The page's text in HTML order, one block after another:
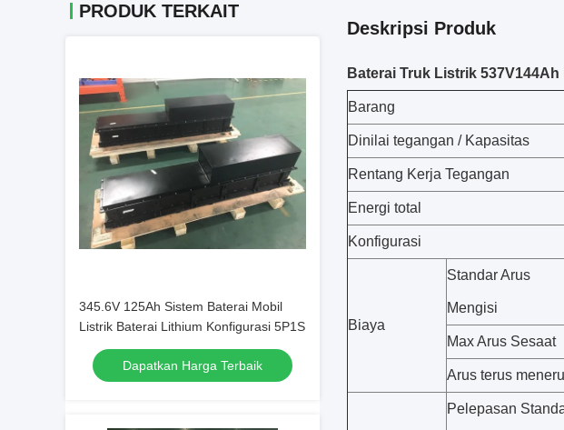
PRODUK TERKAIT
345.6V 125Ah Sistem Baterai Mobil
Listrik Baterai Lithium Konfigurasi 5P1S
Dapatkan Harga Terbaik
Deskripsi Produk
Baterai Truk Listrik
Barang
Dinilai tegangan / Kapasitas
Rentang Kerja Tegangan
Energi total
Konfigurasi
Biaya
Standar Arus
Mengisi
Max Arus Sesaat
Arus terus
Pelepasan